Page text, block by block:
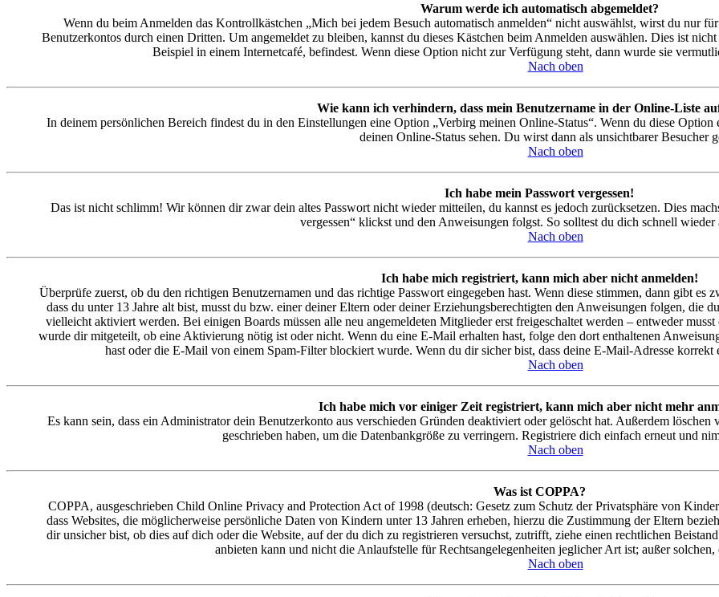
Warum werde ich automatisch abgemeldet?
Wenn du beim Anmelden das Kontrollkästchen „Mich bei jedem Besuch automatisch anmelden“ nicht auswählst, wirst du nur
Benutzerkontos durch einen Dritten. Um angemeldet zu bleiben, kannst du dieses Kästchen beim Anmelden auswählen. Dies ist
Beispiel in einem Internetcafé, befindest. Wenn diese Option nicht zur Verfügung steht, dann wurde sie
Nach oben
Wie kann ich verhindern, dass mein Benutzername in der Online-Liste
In deinem persönlichen Bereich findest du in den Einstellungen eine Option „Verbirg meinen Online-Status“. Wenn du diese
deinen Online-Status sehen. Du wirst dann als unsichtbarer Besucher
Nach oben
Ich habe mein Passwort vergessen!
Das ist nicht schlimm! Wir können dir zwar dein altes Passwort nicht wieder mitteilen, du kannst es jedoch zurücksetzen. Dies
vergessen“ klickst und den Anweisungen folgst. So solltest du dich schnell wieder
Nach oben
Ich habe mich registriert, kann mich aber nicht anmelden!
Überprüfe zuerst, ob du den richtigen Benutzernamen und das richtige Passwort eingegeben hast. Wenn diese stimmen, dann gibt es
dass du unter 13 Jahre alt bist, musst du bzw. einer deiner Eltern oder deiner Erziehungsberechtigten den Anweisungen folgen, die
vielleicht aktiviert werden. Bei einigen Boards müssen alle neu angemeldeten Mitglieder erst freigeschaltet werden – entweder
wurde dir mitgeteilt, ob eine Aktivierung nötig ist oder nicht. Wenn du eine E-Mail erhalten hast, folge den dort enthaltenen
hast oder die E-Mail von einem Spam-Filter blockiert wurde. Wenn du dir sicher bist, dass deine E-Mail-Adresse
Nach oben
Ich habe mich vor einiger Zeit registriert, kann mich aber nicht mehr
Es kann sein, dass ein Administrator dein Benutzerkonto aus verschieden Gründen deaktiviert oder gelöscht hat. Außerdem
geschrieben haben, um die Datenbankgröße zu verringern. Registriere dich einfach erneut und
Nach oben
Was ist COPPA?
COPPA, ausgeschrieben Child Online Privacy and Protection Act of 1998 (deutsch: Gesetz zum Schutz der Privatsphäre von
dass Websites, die möglicherweise persönliche Daten von Kindern unter 13 Jahren erheben, hierzu die Zustimmung der Eltern
dir unsicher bist, ob dies auf dich oder die Website, auf der du dich zu registrieren versuchst, zutrifft, ziehe einen rechtlichen
anbieten kann und nicht die Anlaufstelle für Rechtsangelegenheiten jeglicher Art ist; außer
Nach oben